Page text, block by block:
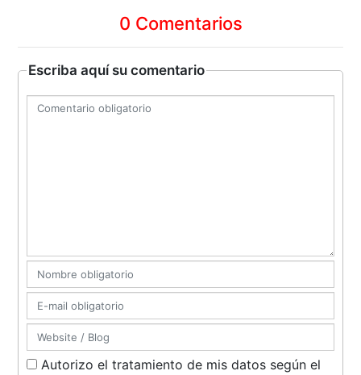
0 Comentarios
Escriba aquí su comentario
Autorizo el tratamiento de mis datos según el